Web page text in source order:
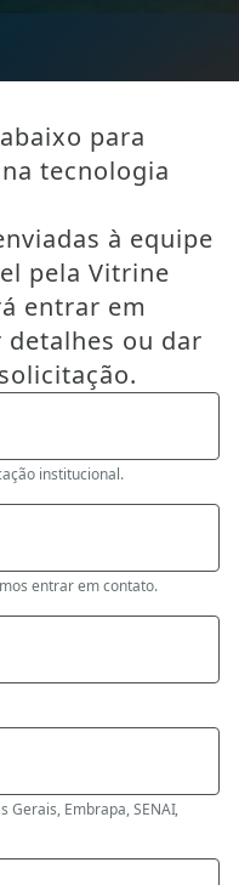
para
tecnologia
à equipe
pela Vitrine
entrar em
ou dar
institucional.
entrar em contato.
Gerais, Embrapa, SENAI,